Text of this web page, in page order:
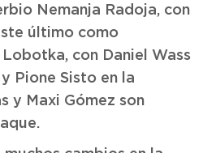
Nemanja Radoja, con
último como
con Daniel Wass
Pione Sisto en la
y Maxi Gómez son